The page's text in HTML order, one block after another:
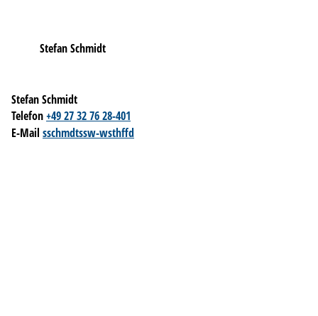
Stefan Schmidt
Stefan Schmidt
Telefon+49 27 32 76 28-401
E-Mail sschmdtssw-wsthffd